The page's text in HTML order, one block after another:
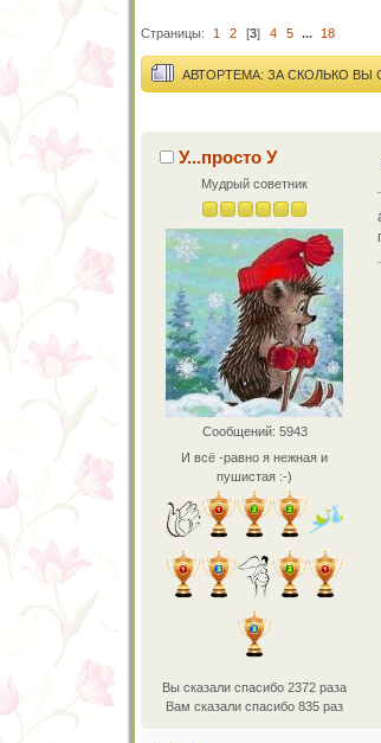
Страницы: 1 2 [3] 4 5 ... 18
АВТОРТЕМА: ЗА СКОЛЬКО ВЫ
У...просто У
Мудрый советник
Сообщений: 5943
И всё -равно я нежная и
пушистая :-)
Вы сказали спасибо 2372 раза
Вам сказали спасибо 835 раз